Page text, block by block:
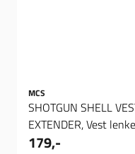
MCS
SHOTGUN SHELL
EXTENDER, Vest lenke
179,-